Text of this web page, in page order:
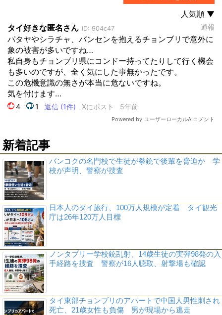
新着記事
バンコクの名門校で生徒が拳銃で後輩を脅迫か 学
校が声明、警察が捜査
日本人のタイ旅行、100万人規模が定着 タイ観光
庁は26年120万人目標
ノンタブリー学校銃乱射、14歳生徒の実弾98発の入
手経路を捜査 警察が16人聴取、射撃場も確認
タイ東部チョンブリのアパートで中国人男性刺され
死亡、21歳女性も負傷 男が現場から逃走